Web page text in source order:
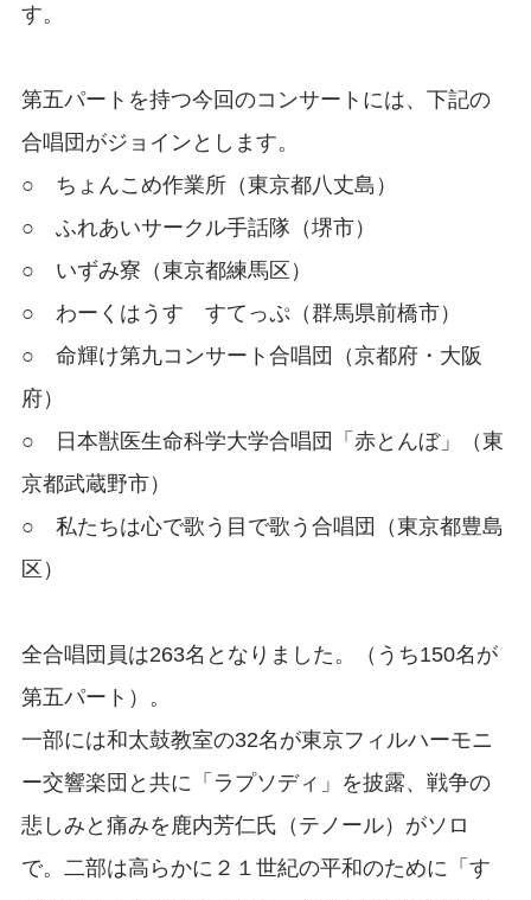
す。
第五パートを持つ今回のコンサートには、下記の
合唱団がジョインとします。
○ ちょんこめ作業所（東京都八丈島）
○ ふれあいサークル手話隊（堺市）
○ いずみ寮（東京都練馬区）
○ わーくはうす すてっぷ（群馬県前橋市）
○ 命輝け第九コンサート合唱団（京都府・大阪
府）
○ 日本獣医生命科学大学合唱団「赤とんぼ」（東
京都武蔵野市）
○ 私たちは心で歌う目で歌う合唱団（東京都豊島
区）
全合唱団員は263名となりました。（うち150名が
第五パート）。
一部には和太鼓教室の32名が東京フィルハーモニ
ー交響楽団と共に「ラプソディ」を披露、戦争の
悲しみと痛みを鹿内芳仁氏（テノール）がソロ
で。二部は高らかに２１世紀の平和のために「す